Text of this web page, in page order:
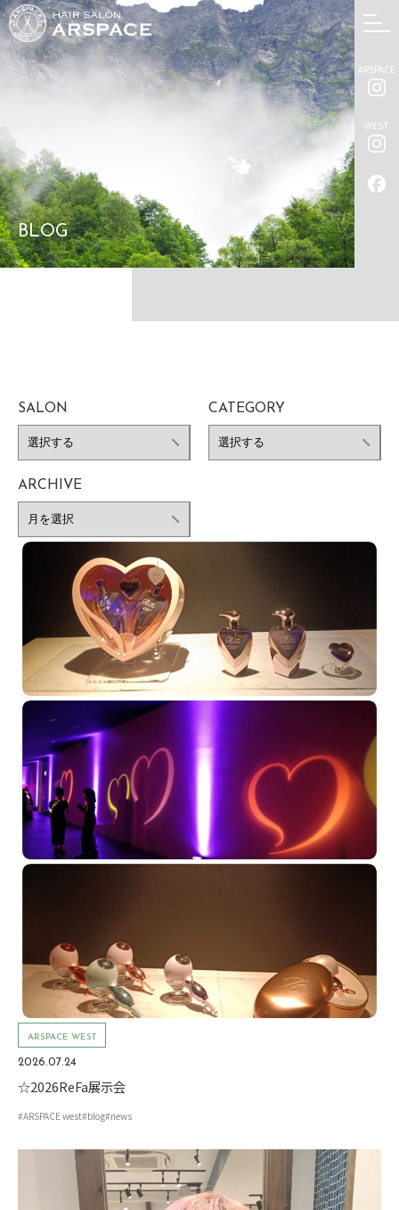
ARSPACE
WEST
BLOG
SALON CATEGORY
ARCHIVE
ARSPACE WEST
2026.07.24
☆2026ReFa展示会
#ARSPACE west#blog#news